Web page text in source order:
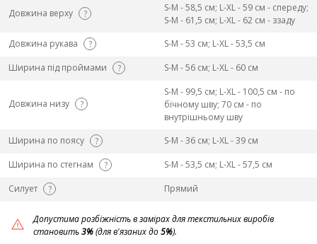
Довжина верху ?
S-M - 58,5 см; L-ХL - 59 см - спереду;
S-M - 61,5 см; L-ХL - 62 см - ззаду
Довжина рукава
?
S-M - 53 см; L-ХL - 53,5 см
Ширина під проймами
? S-M - 56 см; L-ХL - 60 см
Довжина низу ?
S-M - 99,5 см; L-ХL - 100,5 см - по
бічному шву; 70 см - по
внутрішньому шву
Ширина по поясу
?
S-M - 36 см; L-ХL - 39 см
Ширина по стегнам
?
S-M - 53,5 см; L-ХL - 57,5 см
Силует
? Прямий
Допустима розбіжність в замірах для текстильних виробів
становить3%(для в'язаних до5%).